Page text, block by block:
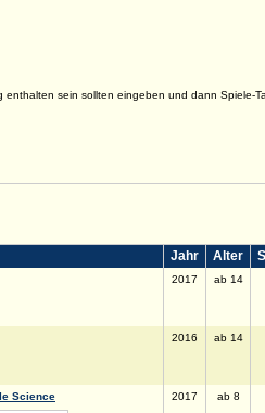
enthalten sein sollten eingeben und dann Spiele-
Jahr Alter
2017 ab 14
2016 ab 14
Science 2017 ab 8